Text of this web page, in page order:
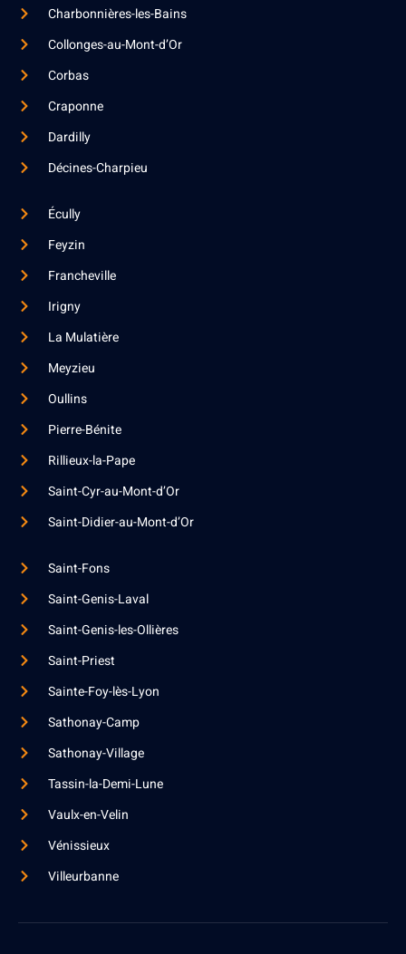
Charbonnières-les-Bains
Collonges-au-Mont-d’Or
Corbas
Craponne
Dardilly
Décines-Charpieu
Écully
Feyzin
Francheville
Irigny
La Mulatière
Meyzieu
Oullins
Pierre-Bénite
Rillieux-la-Pape
Saint-Cyr-au-Mont-d’Or
Saint-Didier-au-Mont-d’Or
Saint-Fons
Saint-Genis-Laval
Saint-Genis-les-Ollières
Saint-Priest
Sainte-Foy-lès-Lyon
Sathonay-Camp
Sathonay-Village
Tassin-la-Demi-Lune
Vaulx-en-Velin
Vénissieux
Villeurbanne